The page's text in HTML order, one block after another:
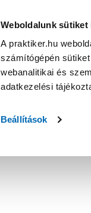
Weboldalunk sütiket
A praktiker.hu
számítógépén
webanalitikai és
adatkezelési
Beállítások